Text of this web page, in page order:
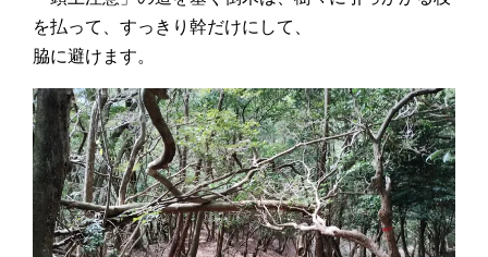
を払って、すっきり幹だけにして、
脇に避けます。